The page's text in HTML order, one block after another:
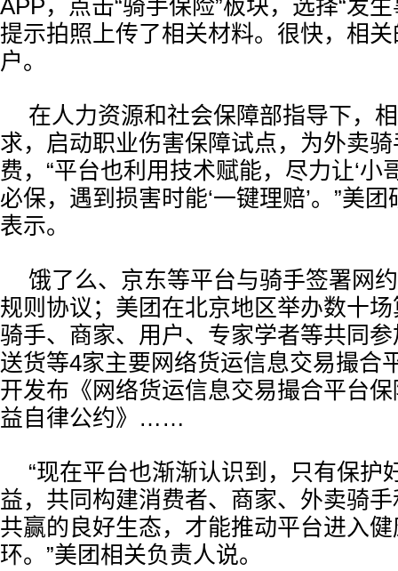
APP，点击“骑手保险”板块，选择“发
提示拍照上传了相关材料。很快，相
户。
在人力资源和社会保障部指导下，
求，启动职业伤害保障试点，为外卖
费，“平台也利用技术赋能，尽力让‘小
必保，遇到损害时能‘一键理赔’。”美
表示。
饿了么、京东等平台与骑手签署网
规则协议；美团在北京地区举办数十
骑手、商家、用户、专家学者等共同
送货等4家主要网络货运信息交易撮合
开发布《网络货运信息交易撮合平台
益自律公约》……
“现在平台也渐渐认识到，只有保护
益，共同构建消费者、商家、外卖骑
共赢的良好生态，才能推动平台进入
环。”美团相关负责人说。